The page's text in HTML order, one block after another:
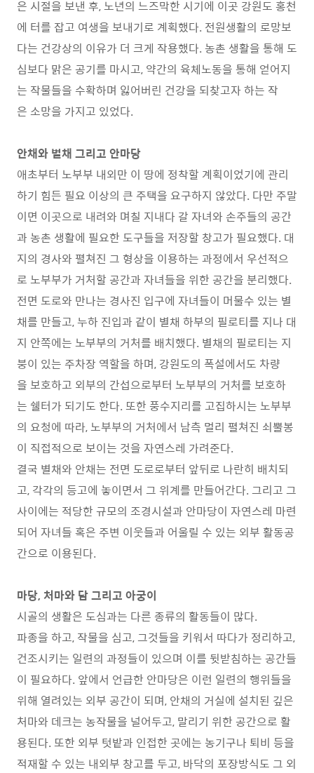
은 시절을 보낸 후, 노년의 느즈막한 시기에 이곳 강원도 홍천
에 터를 잡고 여생을 보내기로 계획했다. 전원생활의 로망보
다는 건강상의 이유가 더 크게 작용했다. 농촌 생활을 통해 도
심보다 맑은 공기를 마시고, 약간의 육체노동을 통해 얻어지
는 작물들을 수확하며 잃어버린 건강을 되찾고자 하는 작
은 소망을 가지고 있었다.
안채와 별채 그리고 안마당
애초부터 노부부 내외만 이 땅에 정착할 계획이었기에 관리
하기 힘든 필요 이상의 큰 주택을 요구하지 않았다. 다만 주말
이면 이곳으로 내려와 며칠 지내다 갈 자녀와 손주들의 공간
과 농촌 생활에 필요한 도구들을 저장할 창고가 필요했다. 대
지의 경사와 펼쳐진 그 형상을 이용하는 과정에서 우선적으
로 노부부가 거처할 공간과 자녀들을 위한 공간을 분리했다.
전면 도로와 만나는 경사진 입구에 자녀들이 머물수 있는 별
채를 만들고, 누하 진입과 같이 별채 하부의 필로티를 지나 대
지 안쪽에는 노부부의 거처를 배치했다. 별채의 필로티는 지
붕이 있는 주차장 역할을 하며, 강원도의 폭설에서도 차량
을 보호하고 외부의 간섭으로부터 노부부의 거처를 보호하
는 쉘터가 되기도 한다. 또한 풍수지리를 고집하시는 노부부
의 요청에 따라, 노부부의 거처에서 남측 멀리 펼쳐진 쇠뿔봉
이 직접적으로 보이는 것을 자연스레 가려준다.
결국 별채와 안채는 전면 도로로부터 앞뒤로 나란히 배치되
고, 각각의 등고에 놓이면서 그 위계를 만들어간다. 그리고 그
사이에는 적당한 규모의 조경시설과 안마당이 자연스레 마련
되어 자녀들 혹은 주변 이웃들과 어울릴 수 있는 외부 활동공
간으로 이용된다.
마당, 처마와 담 그리고 아궁이
시골의 생활은 도심과는 다른 종류의 활동들이 많다.
파종을 하고, 작물을 심고, 그것들을 키워서 따다가 정리하고,
건조시키는 일련의 과정들이 있으며 이를 뒷받침하는 공간들
이 필요하다. 앞에서 언급한 안마당은 이런 일련의 행위들을
위해 열려있는 외부 공간이 되며, 안채의 거실에 설치된 깊은
처마와 데크는 농작물을 널어두고, 말리기 위한 공간으로 활
용된다. 또한 외부 텃밭과 인접한 곳에는 농기구나 퇴비 등을
적재할 수 있는 내외부 창고를 두고, 바닥의 포장방식도 그 외